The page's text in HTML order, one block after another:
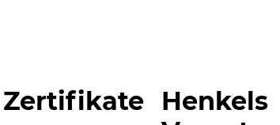
Zertifikate
Henkels